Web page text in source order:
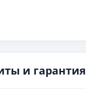
и гарантия